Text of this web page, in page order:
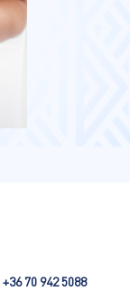
+36 70 942 5088